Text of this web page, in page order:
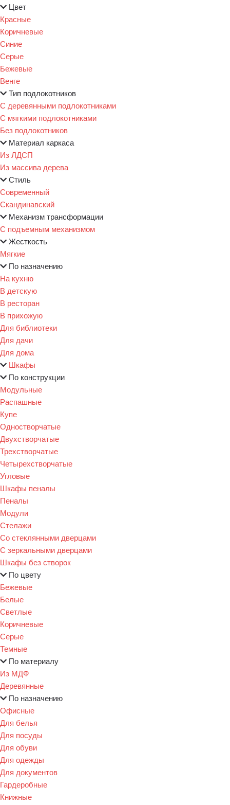
Цвет
Красные
Коричневые
Синие
Серые
Бежевые
Венге
Тип подлокотников
С деревянными подлокотниками
С мягкими подлокотниками
Без подлокотников
Материал каркаса
Из ЛДСП
Из массива дерева
Стиль
Современный
Скандинавский
Механизм трансформации
С подъемным механизмом
Жесткость
Мягкие
По назначению
На кухню
В детскую
В ресторан
В прихожую
Для библиотеки
Для дачи
Для дома
Шкафы
По конструкции
Модульные
Распашные
Купе
Одностворчатые
Двухстворчатые
Трехстворчатые
Четырехстворчатые
Угловые
Шкафы пеналы
Пеналы
Модули
Стелажи
Со стеклянными дверцами
С зеркальными дверцами
Шкафы без створок
По цвету
Бежевые
Белые
Светлые
Коричневые
Серые
Темные
По материалу
Из МДФ
Деревянные
По назначению
Офисные
Для белья
Для посуды
Для обуви
Для одежды
Для документов
Гардеробные
Книжные